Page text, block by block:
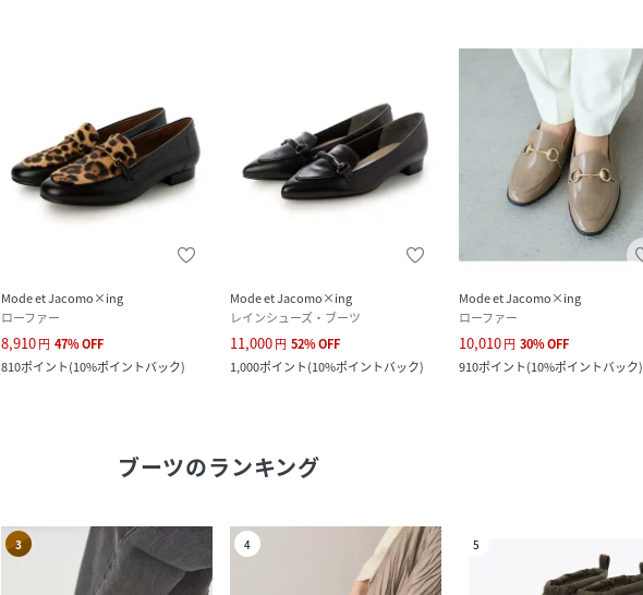
Mode et Jacomo×ing
ローファー
8,910円 47%OFF
810ポイント(10%ポイントバック)
Mode et Jacomo×ing
レインシューズ・ブーツ
11,000円 52%OFF
1,000ポイント(10%ポイントバック)
Mode et Jacomo×ing
ローファー
10,010円 30%OFF
910ポイント(10%ポイントバック)
ブーツのランキング
3 4 5